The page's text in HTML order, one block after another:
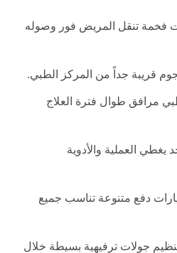
فخمة تنقل المريض فور وصوله
مرافق طوال فترة العلاج
العملية والأدوية
دفع متنوعة تناسب جميع
تنظيم جولات ترفيهية بسيطة خلال